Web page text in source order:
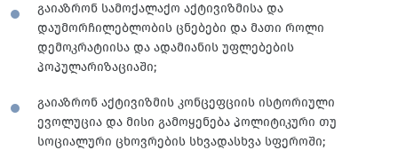
გაიაზრონ სამოქალაქო აქტივიზმისა და
დაუმორჩილებლობის ცნებები და მათი როლი
დემოკრატიისა და ადამიანის უფლებების
პოპულარიზაციაში;
გაიაზრონ აქტივიზმის კონცეფციის ისტორიული
ევოლუცია და მისი გამოყენება პოლიტიკური თუ
სოციალური ცხოვრების სხვადასხვა სფეროში;